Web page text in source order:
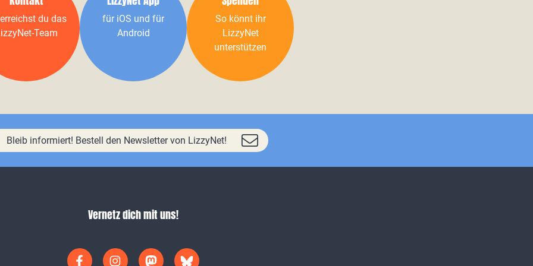
du das
Team
für iOS und für
Android
So könnt ihr
LizzyNet
unterstützen
Bleib informiert! Bestell den Newsletter von LizzyNet!
Vernetz dich mit uns!